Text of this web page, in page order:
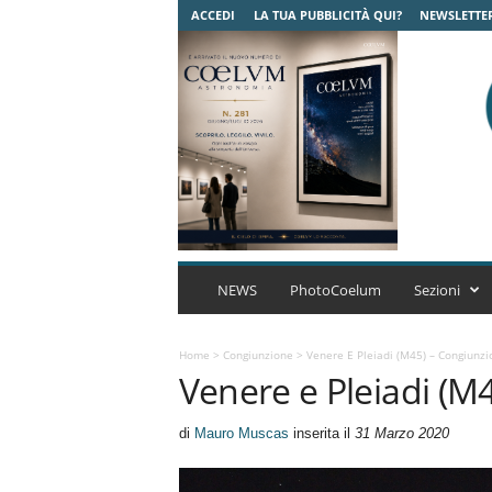
ACCEDI LA TUA PUBBLICITÀ QUI?
C
u
A
r
NEWS PhotoCoelum Sezioni
Home > Congiunzione > Venere E Pleiadi (M45) –
Venere e Pleiadi
di Mauro Muscas inserita il 31 Marzo 2020